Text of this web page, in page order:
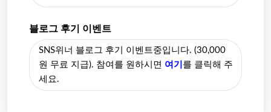
블로그 후기 이벤트
SNS위너 블로그 후기 이벤트중입니다. (30,000
원 무료 지급). 참여를 원하시면 여기 를 클릭해 주
세요.